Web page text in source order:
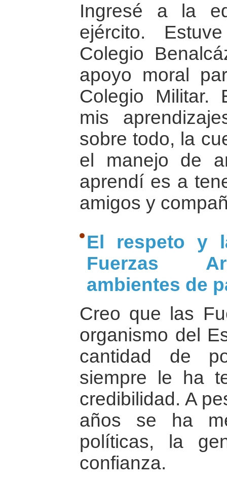
Ingresé a la
ejército.
Colegio
apoyo moral
Colegio Militar.
mis
sobre todo, la
el manejo de
aprendí es a
amigos y
El respeto y
Fuerzas
ambientes de
Creo que las
organismo del
cantidad de
siempre le ha
credibilidad. A
años se ha
políticas, la
confianza.